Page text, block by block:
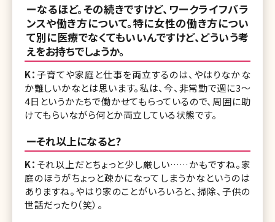
ーなるほど。その続きですけど、ワークライフバラ
ンスや働き方について。特に女性の働き方につい
て別に医療でなくてもいいんですけど、どういう考
えをお持ちでしょうか。
K：子育てや家庭と仕事を両立するのは、やはりなかな
か難しいかなとは思います。私は、今、非常勤で週に3〜
4日というかたちで働かせてもらっているので、周囲に助
けてもらいながら何とか両立している状態です。
ーそれ以上になると?
K： それ以上だとちょっと少し厳しい……かもですね。家
庭のほうがちょっと疎かになってしまうかなというのは
ありますね。やはり家のことがいろいろと、掃除、子供の
世話だったり（笑）。